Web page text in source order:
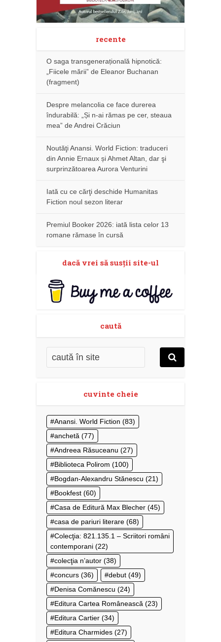
recente
O saga transgenerațională hipnotică:
„Fiicele mării” de Eleanor Buchanan
(fragment)
Despre melancolia ce face durerea
îndurabilă: „Și n-ai rămas pe cer, steaua
mea” de Andrei Crăciun
Noutăţi Anansi. World Fiction: traduceri
din Annie Ernaux și Ahmet Altan, dar şi
surprinzătoarea Aurora Venturini
Iată cu ce cărţi deschide Humanitas
Fiction noul sezon literar
Premiul Booker 2026: iată lista celor 13
romane rămase în cursă
dacă vrei să susţii site-ul
caută
cuvinte cheie
Anansi. World Fiction (83)
anchetă (77)
Andreea Răsuceanu (27)
Biblioteca Polirom (100)
Bogdan-Alexandru Stănescu (21)
Bookfest (60)
Casa de Editură Max Blecher (45)
casa de pariuri literare (68)
Colecţia: 821.135.1 – Scriitori români
contemporani (22)
colecţia n’autor (38)
concurs (36) debut (49)
Denisa Comănescu (24)
Editura Cartea Românească (23)
Editura Cartier (34)
Editura Charmides (27)